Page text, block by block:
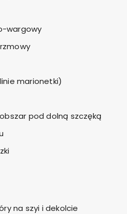
wargowy
marionetki)
pod dolną szczęką
na szyi i dekolcie